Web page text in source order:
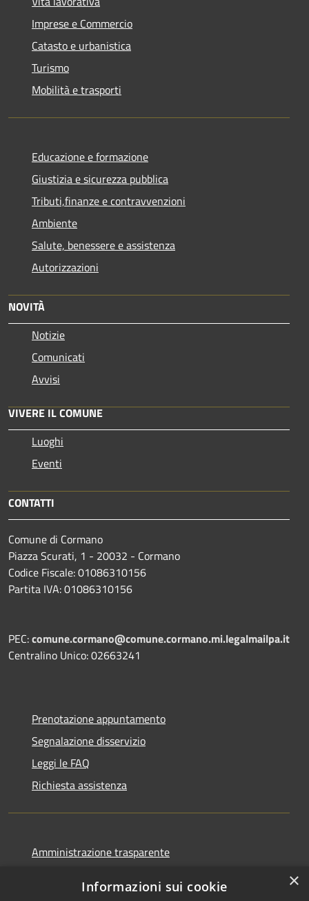
Imprese e Commercio
Catasto e urbanistica
Turismo
Mobilità e trasporti
Educazione e formazione
Giustizia e sicurezza pubblica
Tributi,finanze e contravvenzioni
Ambiente
Salute, benessere e assistenza
Autorizzazioni
NOVITÀ
Notizie
Comunicati
Avvisi
VIVERE IL COMUNE
Luoghi
Eventi
CONTATTI
Comune di Cormano
Piazza Scurati, 1 - 20032 - Cormano
Codice Fiscale: 01086310156
Partita IVA: 01086310156
PEC:comune.cormano@comune.cormano.mi.legalmailpa.it
Centralino Unico: 02663241
Prenotazione appuntamento
Segnalazione disservizio
Leggi le FAQ
Richiesta assistenza
Amministrazione trasparente
×
Informazioni sui cookie